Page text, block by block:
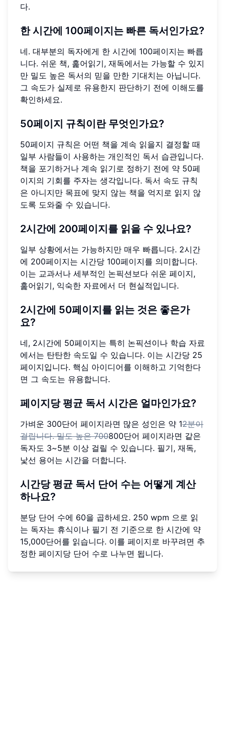
다.
한 시간에 100페이지는 빠른 독서인가요?
네. 대부분의 독자에게 한 시간에 100페이지는 빠릅
니다. 쉬운 책, 훑어읽기, 재독에서는 가능할 수 있지
만 밀도 높은 독서의 믿을 만한 기대치는 아닙니다.
그 속도가 실제로 유용한지 판단하기 전에 이해도를
확인하세요.
50페이지 규칙이란 무엇인가요?
50페이지 규칙은 어떤 책을 계속 읽을지 결정할 때
일부 사람들이 사용하는 개인적인 독서 습관입니다.
책을 포기하거나 계속 읽기로 정하기 전에 약 50페
이지의 기회를 주자는 생각입니다. 독서 속도 규칙
은 아니지만 목표에 맞지 않는 책을 억지로 읽지 않
도록 도와줄 수 있습니다.
2시간에 200페이지를 읽을 수 있나요?
일부 상황에서는 가능하지만 매우 빠릅니다. 2시간
에 200페이지는 시간당 100페이지를 의미합니다.
이는 교과서나 세부적인 논픽션보다 쉬운 페이지,
훑어읽기, 익숙한 자료에서 더 현실적입니다.
2시간에 50페이지를 읽는 것은 좋은가
요?
네, 2시간에 50페이지는 특히 논픽션이나 학습 자료
에서는 탄탄한 속도일 수 있습니다. 이는 시간당 25
페이지입니다. 핵심 아이디어를 이해하고 기억한다
면 그 속도는 유용합니다.
페이지당 평균 독서 시간은 얼마인가요?
가벼운 300단어 페이지라면 많은 성인은 약 12분이
걸립니다. 밀도 높은 700800단어 페이지라면 같은
독자도 3~5분 이상 걸릴 수 있습니다. 필기, 재독,
낯선 용어는 시간을 더합니다.
시간당 평균 독서 단어 수는 어떻게 계산
하나요?
분당 단어 수에 60을 곱하세요. 250 wpm 으로 읽
는 독자는 휴식이나 필기 전 기준으로 한 시간에 약
15,000단어를 읽습니다. 이를 페이지로 바꾸려면 추
정한 페이지당 단어 수로 나누면 됩니다.